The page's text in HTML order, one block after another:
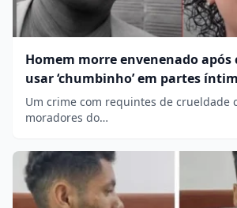
Homem morre envenenado
usar ‘chumbinho’ em partes
Um crime com requintes de crueldade
moradores do…